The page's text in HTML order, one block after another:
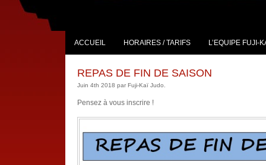
ACCUEIL HORAIRES / TARIFS L’EQUIPE FUJI-
REPAS DE FIN DE SAISON
Juin 4th 2018 par Fuji-Kaï Judo.
Pensez à vous inscrire !